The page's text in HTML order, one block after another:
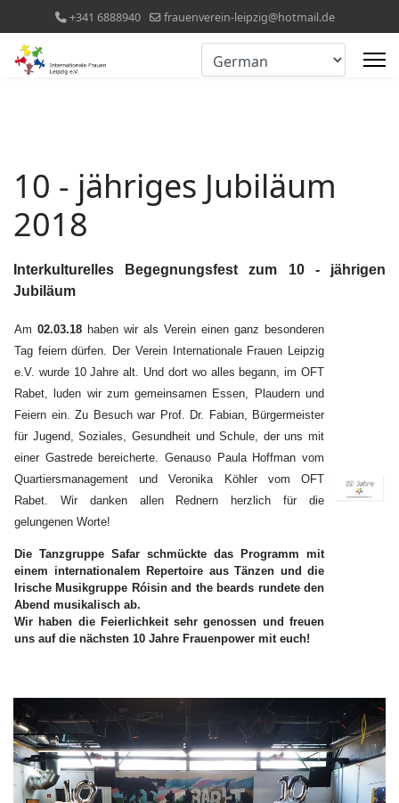
+341 6888940 frauenverein-leipzig@hotmail.de
10 - jähriges Jubiläum
2018
Interkulturelles Begegnungsfest zum 10 - jährigen
Jubiläum
Am 02.03.18 haben wir als Verein einen ganz besonderen
Tag feiern dürfen. Der Verein Internationale Frauen Leipzig
e.V. wurde 10 Jahre alt. Und dort wo alles begann, im OFT
Rabet, luden wir zum gemeinsamen Essen, Plaudern und
Feiern ein. Zu Besuch war Prof. Dr. Fabian, Bürgermeister
für Jugend, Soziales, Gesundheit und Schule, der uns mit
einer Gastrede bereicherte. Genauso Paula Hoffman vom
Quartiersmanagement und Veronika Köhler vom OFT
Rabet. Wir danken allen Rednern herzlich für die
gelungenen Worte!
Die Tanzgruppe Safar schmückte das Programm mit
einem internationalem Repertoire aus Tänzen und die
Irische Musikgruppe Róisin and the beards rundete den
Abend musikalisch ab.
Wir haben die Feierlichkeit sehr genossen und freuen
uns auf die nächsten 10 Jahre Frauenpower mit euch!